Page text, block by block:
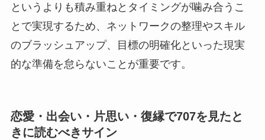
というよりも積み重ねとタイミングが噛み合うこ
とで実現するため、ネットワークの整理やスキル
のブラッシュアップ、目標の明確化といった現実
的な準備を怠らないことが重要です。
恋愛・出会い・片思い・復縁で707を見たと
きに読むべきサイン